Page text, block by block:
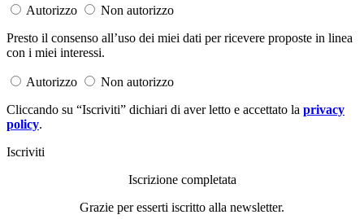
Autorizzo
Non autorizzo
Presto il consenso all’uso dei miei dati per ricevere proposte in linea
con i miei interessi.
Autorizzo
Non autorizzo
Cliccando su “Iscriviti” dichiari di aver letto e accettato la privacy
policy.
Iscriviti
Iscrizione completata
Grazie per esserti iscritto alla newsletter.